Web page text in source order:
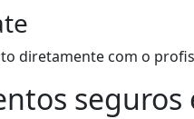
diretamente com o
seguros